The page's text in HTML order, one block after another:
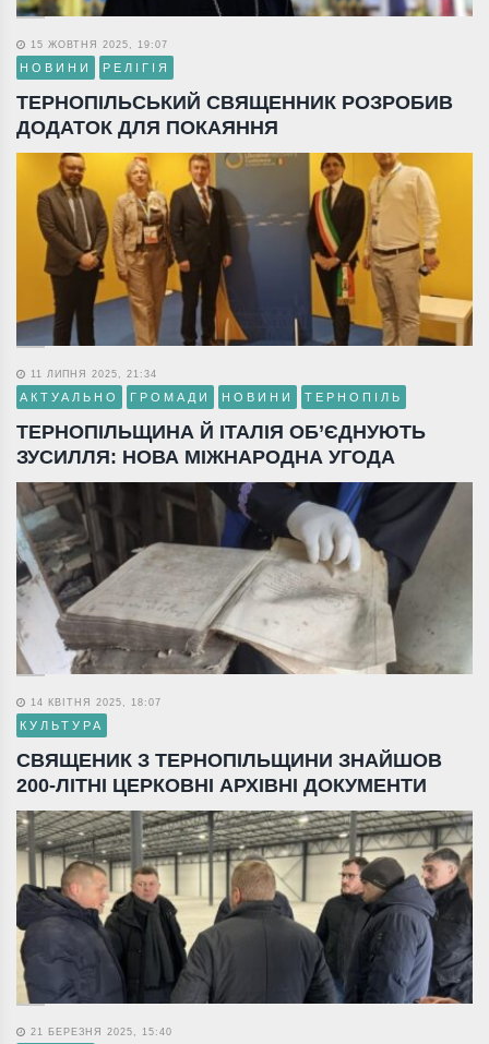
15 ЖОВТНЯ 2025, 19:07
НОВИНИ РЕЛІГІЯ
ТЕРНОПІЛЬСЬКИЙ СВЯЩЕННИК РОЗРОБИВ
ДОДАТОК ДЛЯ ПОКАЯННЯ
11 ЛИПНЯ 2025, 21:34
АКТУАЛЬНО ГРОМАДИ НОВИНИ ТЕРНОПІЛЬ
ТЕРНОПІЛЬЩИНА Й ІТАЛІЯ ОБ’ЄДНУЮТЬ
ЗУСИЛЛЯ: НОВА МІЖНАРОДНА УГОДА
14 КВІТНЯ 2025, 18:07
КУЛЬТУРА
СВЯЩЕНИК З ТЕРНОПІЛЬЩИНИ ЗНАЙШОВ
200-ЛІТНІ ЦЕРКОВНІ АРХІВНІ ДОКУМЕНТИ
21 БЕРЕЗНЯ 2025, 15:40